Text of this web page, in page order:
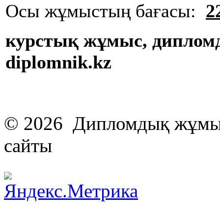
Осы жұмыстың бағасы:
курстық жұмыс,
diplomnik.kz
© 2026 Дипломдық
сайты